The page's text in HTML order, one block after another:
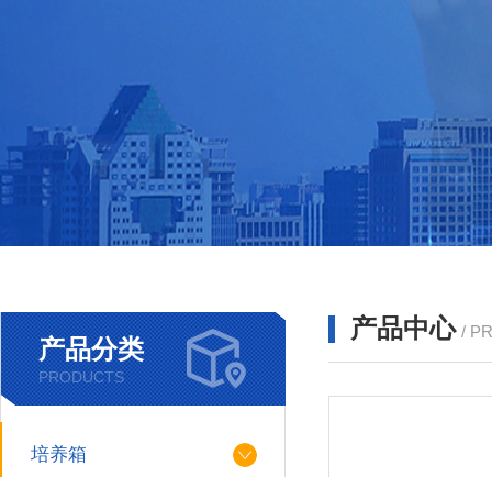
产品分类
PRODUCTS
培养箱
产品中心 /